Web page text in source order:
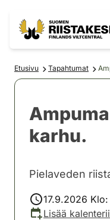
Etusivu Tapahtumat
karhu.
Pielaveden
17.9.2026
Lisää